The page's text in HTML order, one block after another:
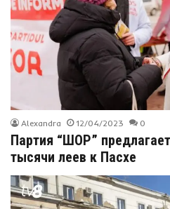
Alexandra 12/04/2023 0
Партия “ШОР”
тысячи леев к Пасхе